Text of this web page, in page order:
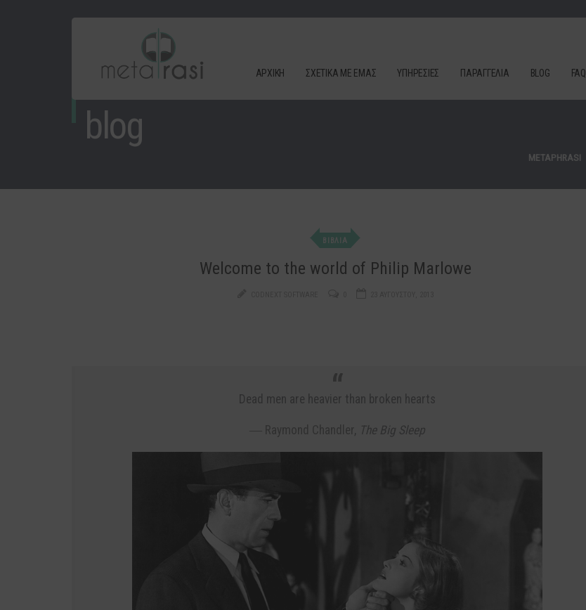
ΑΡΧΙΚΗ ΣΧΕΤΙΚΑ ΜΕ ΕΜΑΣ ΥΠΗΡΕΣΙΕΣ ΠΑΡΑΓΓΕΛΊΑ BLOG FAQ
blog
METAPHRASI
ΒΙΒΛΙΑ
Welcome to the world of Philip Marlowe
Dead men are heavier than broken hearts
Raymond Chandler, The Big Sleep